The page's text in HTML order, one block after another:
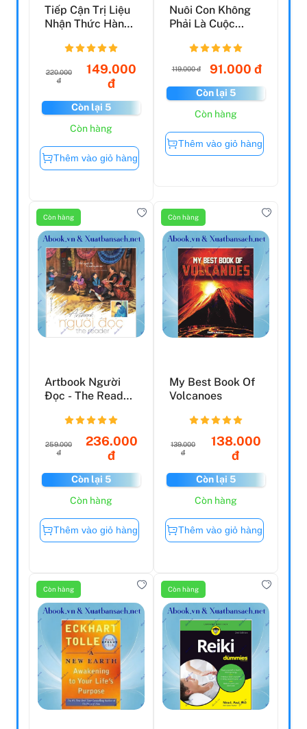
Tiếp Cận Trị Liệu
Nhận Thức Hành
220.000
đ
149.000
đ
Còn lại 5
Còn hàng
Thêm vào giỏ hàng
Nuôi Con Không
Phải Là Cuộc
Con - E...
119.000 đ 91.000 đ
Còn lại 5
Còn hàng
Thêm vào giỏ hàng
Còn hàng
Artbook Người
Đọc - The Reader
Là ...
259.000
đ
236.000
đ
Còn lại 5
Còn hàng
Thêm vào giỏ hàng
Còn hàng
My Best Book Of
Volcanoes
139.000
đ
138.000
đ
Còn lại 5
Còn hàng
Thêm vào giỏ hàng
Còn hàng Còn hàng